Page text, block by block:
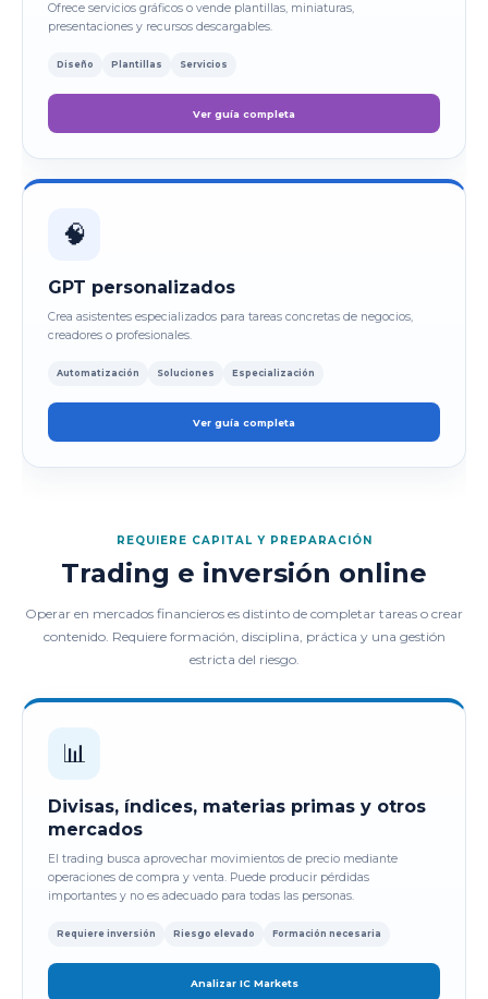
Ofrece servicios gráficos o vende plantillas, miniaturas,
presentaciones y recursos descargables.
Diseño Plantillas Servicios
Ver guía completa
🧠
GPT personalizados
Crea asistentes especializados para tareas concretas de negocios,
creadores o profesionales.
Automatización Soluciones Especialización
Ver guía completa
REQUIERE CAPITAL Y PREPARACIÓN
Trading e inversión online
Operar en mercados financieros es distinto de completar tareas o crear
contenido. Requiere formación, disciplina, práctica y una gestión
estricta del riesgo.
📊
Divisas, índices, materias primas y otros
mercados
El trading busca aprovechar movimientos de precio mediante
operaciones de compra y venta. Puede producir pérdidas
importantes y no es adecuado para todas las personas.
Requiere inversión Riesgo elevado Formación necesaria
Analizar IC Markets